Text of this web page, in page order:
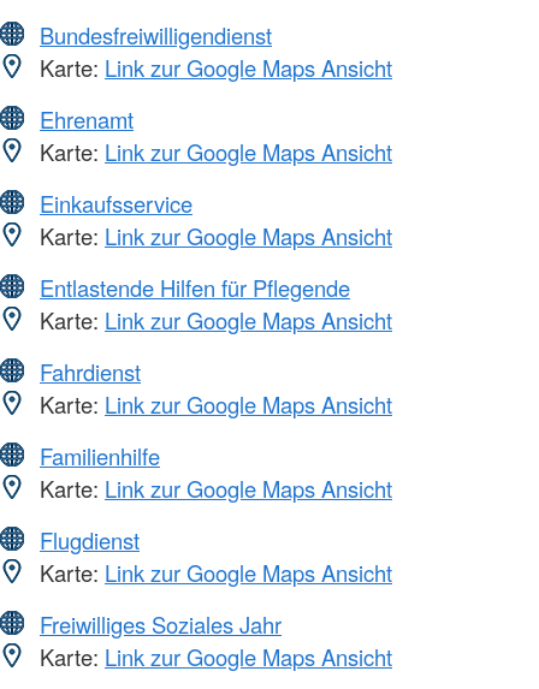
Bundesfreiwilligendienst
Karte: Link zur Google Maps Ansicht
Ehrenamt
Karte: Link zur Google Maps Ansicht
Einkaufsservice
Karte: Link zur Google Maps Ansicht
Entlastende Hilfen für Pflegende
Karte: Link zur Google Maps Ansicht
Fahrdienst
Karte: Link zur Google Maps Ansicht
Familienhilfe
Karte: Link zur Google Maps Ansicht
Flugdienst
Karte: Link zur Google Maps Ansicht
Freiwilliges Soziales Jahr
Karte: Link zur Google Maps Ansicht